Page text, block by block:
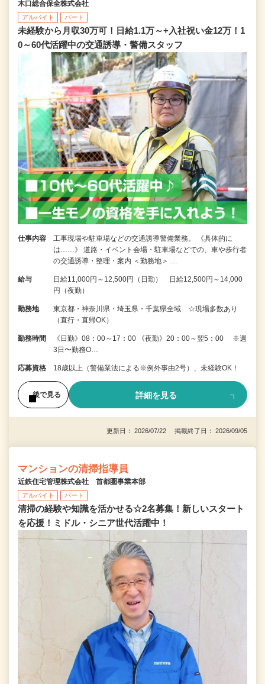
木口総合保全株式会社
アルバイト パート
未経験から月収30万可！日給1.1万～+入社祝い金12万！1
0～60代活躍中の交通誘導・警備スタッフ
仕事内容
工事現場や駐車場などの交通誘導警備業務。 《具体的に
は……》 道路・イベント会場・駐車場などでの、車や歩行者
の交通誘導・整理・案内 ＜勤務地＞ …
給与
日給11,000円～12,500円（日勤） 日給12,500円～14,000
円（夜勤）
勤務地
東京都・神奈川県・埼玉県・千葉県全域 ☆現場多数あり
（直行・直帰OK）
勤務時間
《日勤》08：00～17：00 《夜勤》20：00～翌5：00 ※週
3日〜勤務O…
応募資格 18歳以上（警備業法による※例外事由2号）、未経験OK！
後で見る 詳細を見る
更新日： 2026/07/22 掲載終了日： 2026/09/05
マンションの清掃指導員
近鉄住宅管理株式会社 首都圏事業本部
アルバイト パート
清掃の経験や知識を活かせる☆2名募集！新しいスタート
を応援！ミドル・シニア世代活躍中！